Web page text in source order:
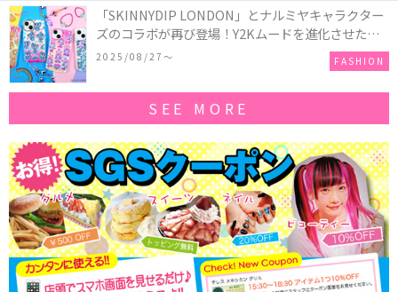
「SKINNYDIP LONDON」とナルミヤキャラクター
ズのコラボが再び登場！Y2Kムードを進化させた新
作コレクションを発売♪
2025/08/27〜 FASHION
SEE MORE